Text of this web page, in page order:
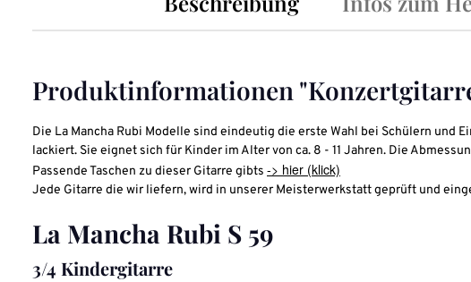
Produktinformationen
Die La Mancha Rubi Modelle sind eindeutig die erste Wahl bei Schülern und
lackiert. Sie eignet sich für Kinder im Alter von ca. 8 - 11 Jahren. Die
Passende Taschen zu dieser Gitarre gibts -> hier (klick)
Jede Gitarre die wir liefern, wird in unserer Meisterwerkstatt geprüft und
La Mancha Rubi S 59
3/4 Kindergitarre